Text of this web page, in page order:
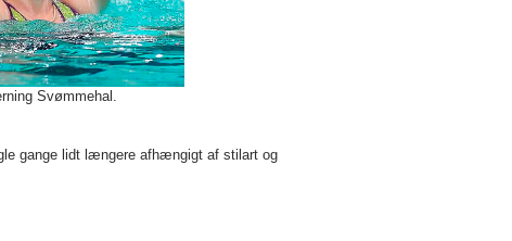
Svømmehal.
gange lidt længere afhængigt af stilart og